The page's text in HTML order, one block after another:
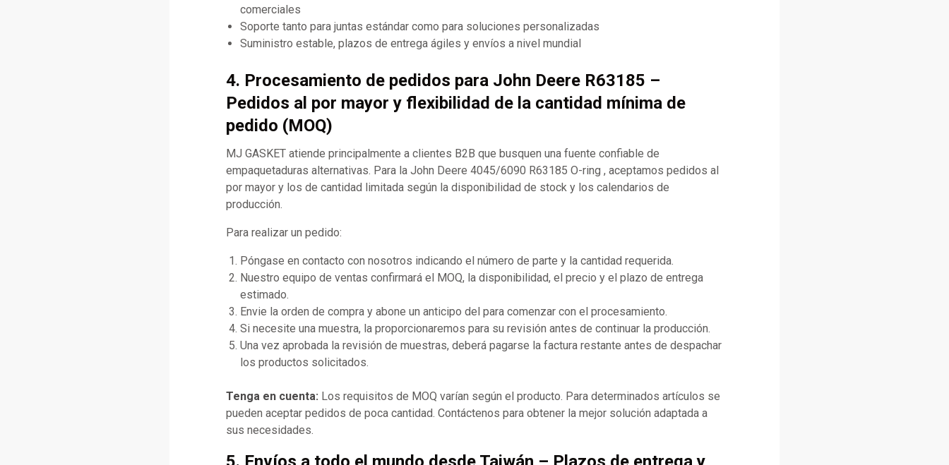
comerciales
Soporte tanto para juntas estándar como para soluciones personalizadas
Suministro estable, plazos de entrega ágiles y envíos a nivel mundial
4. Procesamiento de pedidos para John Deere R63185 –
Pedidos al por mayor y flexibilidad de la cantidad mínima de
pedido (MOQ)
MJ GASKET atiende principalmente a clientes B2B que busquen una fuente confiable de
empaquetaduras alternativas. Para la John Deere 4045/6090 R63185 O-ring , aceptamos pedidos al
por mayor y los de cantidad limitada según la disponibilidad de stock y los calendarios de
producción.
Para realizar un pedido:
Póngase en contacto con nosotros indicando el número de parte y la cantidad requerida.
Nuestro equipo de ventas confirmará el MOQ, la disponibilidad, el precio y el plazo de entrega
estimado.
Envie la orden de compra y abone un anticipo del para comenzar con el procesamiento.
Si necesite una muestra, la proporcionaremos para su revisión antes de continuar la producción.
Una vez aprobada la revisión de muestras, deberá pagarse la factura restante antes de despachar
los productos solicitados.
Tenga en cuenta: Los requisitos de MOQ varían según el producto. Para determinados artículos se
pueden aceptar pedidos de poca cantidad. Contáctenos para obtener la mejor solución adaptada a
sus necesidades.